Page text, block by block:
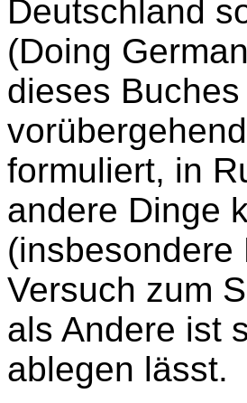
Deutschland
(Doing
dieses
formuliert, in
andere Dinge
Versuch zum
als Andere ist
ablegen lässt.